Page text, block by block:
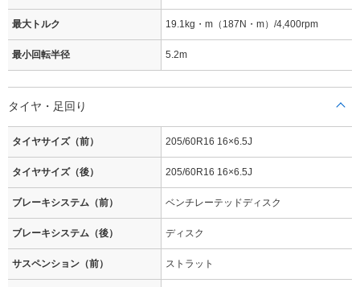
最大トルク 19.1kg・m（187N・m）/4,400rpm
最小回転半径 5.2m
タイヤ・足回り
タイヤサイズ（前） 205/60R16 16×6.5J
タイヤサイズ（後） 205/60R16 16×6.5J
ブレーキシステム（前） ベンチレーテッドディスク
ブレーキシステム（後） ディスク
サスペンション（前） ストラット